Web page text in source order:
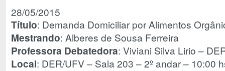
28/05/2015
Título: Demanda Domiciliar por Alimentos
Mestrando: Alberes de Sousa Ferreira
Professora Debatedora: Viviani Silva Lirio –
Local: DER/UFV – Sala 203 – 2º andar – 10:00